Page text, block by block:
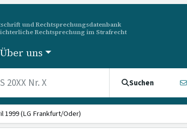
und Rechtsprechungsdatenbank
Rechtsprechung im Strafrecht
Über uns
Suchen
1999 (LG Frankfurt/Oder)